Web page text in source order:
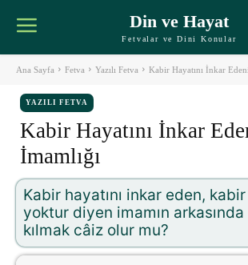
Din ve Hayat
Fetvalar ve Dini Konular
Ana Sayfa Fetva Yazılı Fetva Kabir Hayatını İnkar
YAZILI FETVA
Kabir Hayatını İnkar
İmamlığı
Kabir hayatını inkar eden, kabir
yoktur diyen imamın
kılmak câiz olur mu?